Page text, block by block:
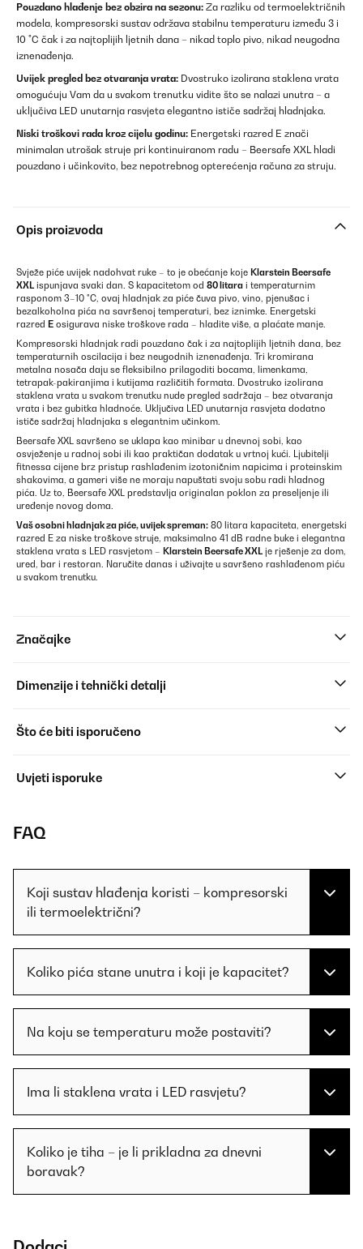
Pouzdano hlađenje bez obzira na sezonu: Za razliku od termoelektričnih
modela, kompresorski sustav održava stabilnu temperaturu između 3 i
10 °C čak i za najtoplijih ljetnih dana – nikad toplo pivo, nikad neugodna
iznenađenja.
Uvijek pregled bez otvaranja vrata: Dvostruko izolirana staklena vrata
omogućuju Vam da u svakom trenutku vidite što se nalazi unutra – a
uključiva LED unutarnja rasvjeta elegantno ističe sadržaj hladnjaka.
Niski troškovi rada kroz cijelu godinu: Energetski razred E znači
minimalan utrošak struje pri kontinuiranom radu – Beersafe XXL hladi
pouzdano i učinkovito, bez nepotrebnog opterećenja računa za struju.
Opis proizvoda
Svježe piće uvijek nadohvat ruke – to je obećanje koje Klarstein Beersafe
XXL ispunjava svaki dan. S kapacitetom od 80 litara i temperaturnim
rasponom 3–10 °C, ovaj hladnjak za piće čuva pivo, vino, pjenušac i
bezalkoholna pića na savršenoj temperaturi, bez iznimke. Energetski
razred E osigurava niske troškove rada – hladite više, a plaćate manje.
Kompresorski hladnjak radi pouzdano čak i za najtoplijih ljetnih dana, bez
temperaturnih oscilacija i bez neugodnih iznenađenja. Tri kromirana
metalna nosača daju se fleksibilno prilagoditi bocama, limenkama,
tetrapak-pakiranjima i kutijama različitih formata. Dvostruko izolirana
staklena vrata u svakom trenutku nude pregled sadržaja – bez otvaranja
vrata i bez gubitka hladnoće. Uključiva LED unutarnja rasvjeta dodatno
ističe sadržaj hladnjaka s elegantnim učinkom.
Beersafe XXL savršeno se uklapa kao minibar u dnevnoj sobi, kao
osvježenje u radnoj sobi ili kao praktičan dodatak u vrtnoj kući. Ljubitelji
fitnessa cijene brz pristup rashlađenim izotoničnim napicima i proteinskim
shakovima, a gameri više ne moraju napuštati svoju sobu radi hladnog
pića. Uz to, Beersafe XXL predstavlja originalan poklon za preseljenje ili
uređenje novog doma.
Vaš osobni hladnjak za piće, uvijek spreman: 80 litara kapaciteta, energetski
razred E za niske troškove struje, maksimalno 41 dB radne buke i elegantna
staklena vrata s LED rasvjetom – Klarstein Beersafe XXL je rješenje za dom,
ured, bar i restoran. Naručite danas i uživajte u savršeno rashlađenom piću
u svakom trenutku.
Značajke
Dimenzije i tehnički detalji
Što će biti isporučeno
Uvjeti isporuke
FAQ
Koji sustav hlađenja koristi – kompresorski
ili termoelektrični?
Koliko pića stane unutra i koji je kapacitet?
Na koju se temperaturu može postaviti?
Ima li staklena vrata i LED rasvjetu?
Koliko je tiha – je li prikladna za dnevni
boravak?